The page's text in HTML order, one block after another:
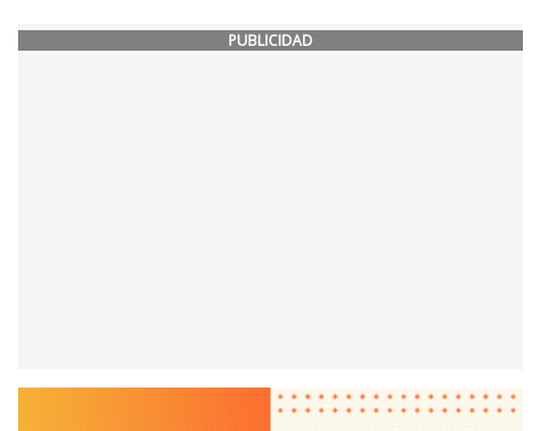
PUBLICIDAD